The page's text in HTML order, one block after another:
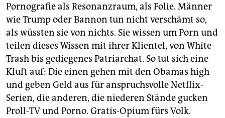
Pornografie als Resonanzraum, als Folie. Männer
wie Trump oder Bannon tun nicht verschämt so,
als wüssten sie von nichts. Sie wissen um Porn und
teilen dieses Wissen mit ihrer Klientel, von White
Trash bis gediegenes Patriarchat. So tut sich eine
Kluft auf: Die einen gehen mit den Obamas high
und geben Geld aus für anspruchsvolle Netflix-
Serien, die anderen, die niederen Stände gucken
Proll-TV und Porno. Gratis-Opium fürs Volk.